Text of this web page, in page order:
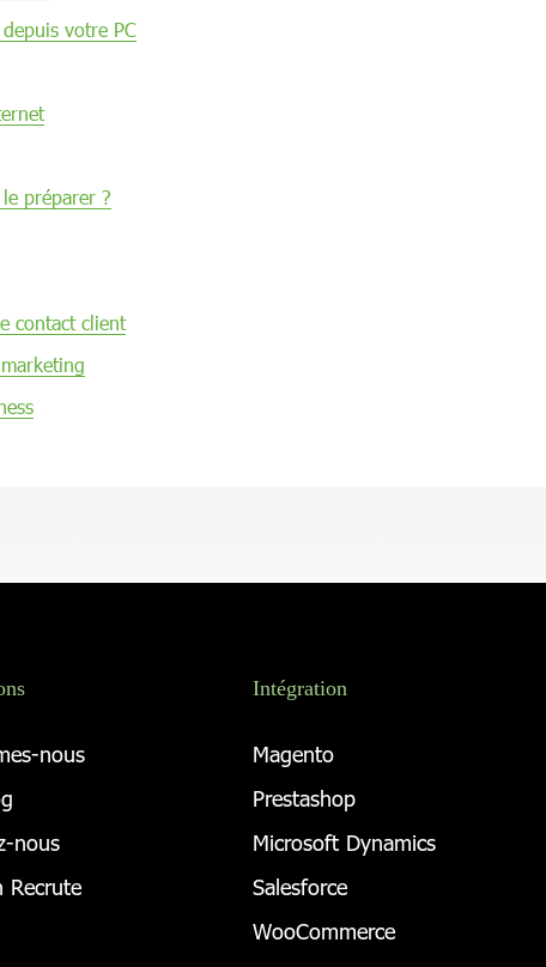
votre PC
préparer ?
contact client
nous
nous
Recrute
Intégration
Magento
Prestashop
Microsoft Dynamics
Salesforce
WooCommerce